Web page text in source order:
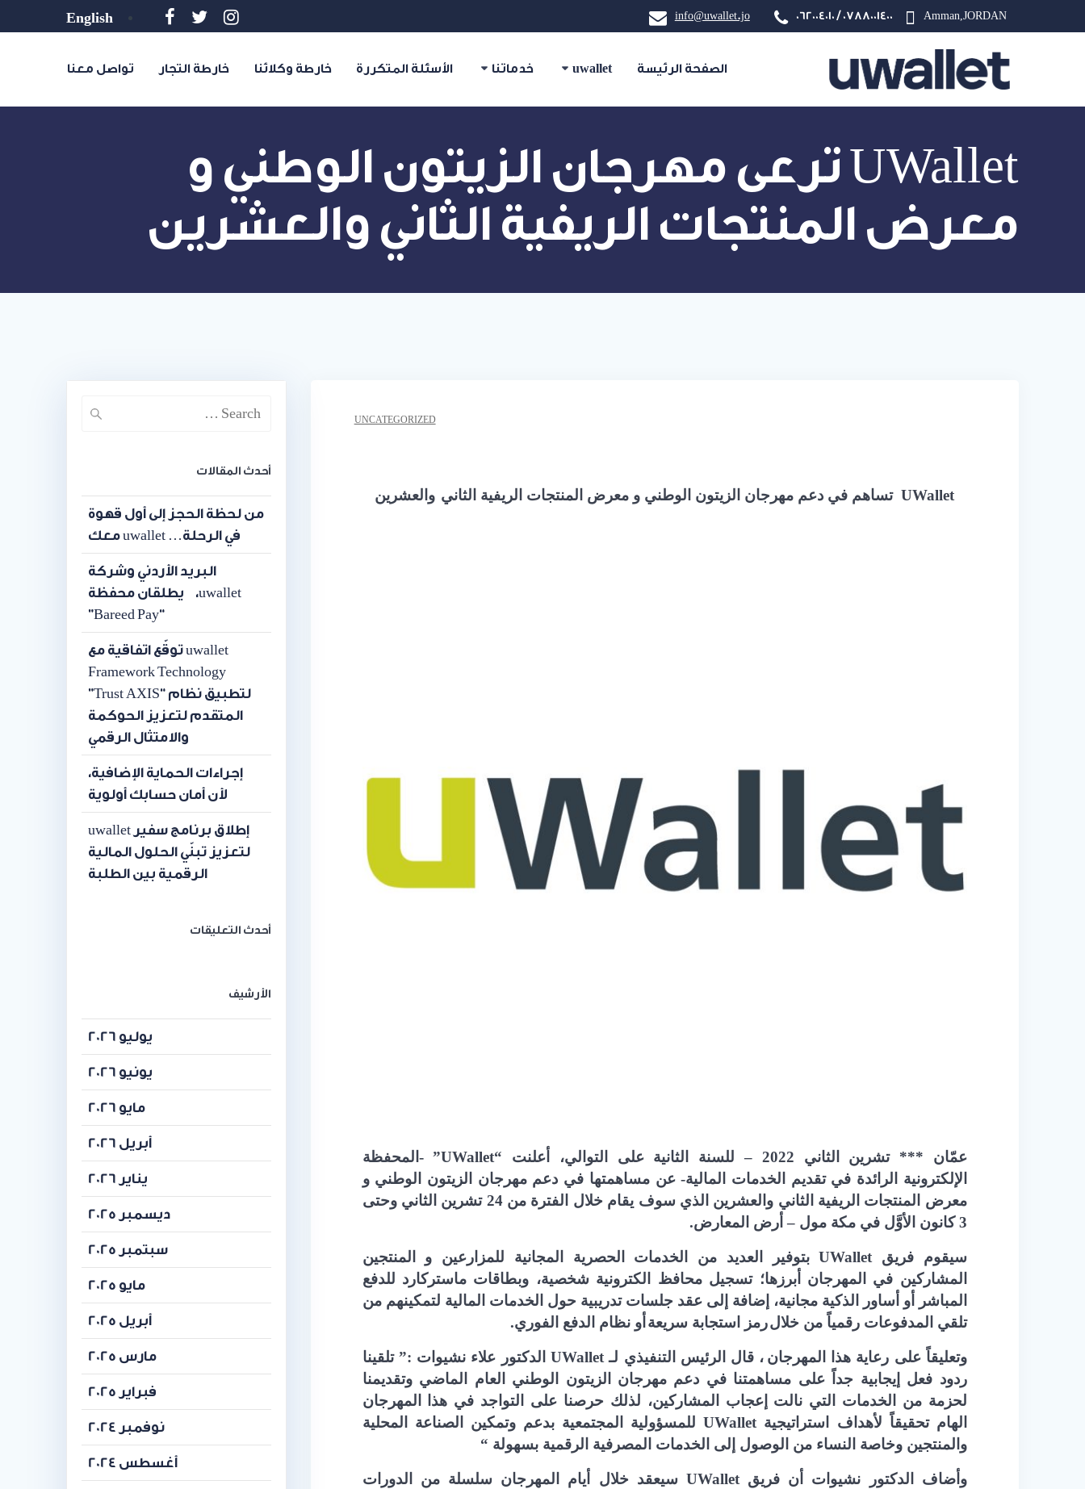
Amman,JORDAN
0788001400 / 062004010
info@uwallet.jo
English
الصفحة الرئيسة uwallet خدماتنا الأسئلة المتكررة خارطة وكلائنا خارطة التجار تواصل معنا
UWallet ترعى مهرجان الزيتون الوطني و
معرض المنتجات الريفية الثاني والعشرين
UNCATEGORIZED
UWallet تساهم في دعم مهرجان الزيتون الوطني و معرض المنتجات الريفية الثاني والعشرين
عمّان *** تشرين الثاني 2022 – للسنة الثانية على التوالي، أعلنت “UWallet” -المحفظة
الإلكترونية الرائدة في تقديم الخدمات المالية- عن مساهمتها في دعم مهرجان الزيتون الوطني و
معرض المنتجات الريفية الثاني والعشرين الذي سوف يقام خلال الفترة من 24 تشرين الثاني وحتى
3 كانون الأوَّل في مكة مول – أرض المعارض.
سيقوم فريقUWalletبتوفير العديد من الخدمات الحصرية المجانية للمزارعين و المنتجين
المشاركين في المهرجان أبرزها؛ تسجيل محافظ الكترونية شخصية، وبطاقات ماستركارد للدفع
المباشر أو أساور الذكية مجانية، إضافة إلى عقد جلسات تدريبية حول الخدمات المالية لتمكينهم من
تلقي المدفوعات رقمياً من خلالرمز استجابة سريعة أو نظام الدفع الفوري.
وتعليقاً على رعاية هذا المهرجان ، قال الرئيس التنفيذي لـUWalletالدكتور علاء نشيوات :” تلقينا
ردود فعل إيجابية جداً على مساهمتنا في دعم مهرجان الزيتون الوطني العام الماضي وتقديمنا
لحزمة من الخدمات التي نالت إعجاب المشاركين، لذلك حرصنا على التواجد في هذا المهرجان
الهام تحقيقاً لأهداف استراتيجيةUWalletللمسؤولية المجتمعية بدعموتمكين الصناعة المحلية
والمنتجين وخاصة النساء من الوصول إلى الخدمات المصرفية الرقمية بسهولة “
وأضاف الدكتور نشيوات أن فريقUWallet سيعقد خلال أيام المهرجان سلسلة من الدورات
أحدث المقالات
من لحظة الحجز إلى أول قهوة
في الرحلة… uwallet معك
البريد الأردني وشركة
uwallet، يطلقان محفظة
“Bareed Pay”
uwallet توقّع اتفاقية مع
Framework Technology
لتطبيق نظام “Trust AXIS”
المتقدم لتعزيز الحوكمة
والامتثال الرقمي
إجراءات الحماية الإضافية،
لأن أمان حسابك أولوية
إطلاق برنامج سفير uwallet
لتعزيز تبنّي الحلول المالية
الرقمية بين الطلبة
أحدث التعليقات
الأرشيف
يوليو 2026
يونيو 2026
مايو 2026
أبريل 2026
يناير 2026
ديسمبر 2025
سبتمبر 2025
مايو 2025
أبريل 2025
مارس 2025
فبراير 2025
نوفمبر 2024
أغسطس 2024